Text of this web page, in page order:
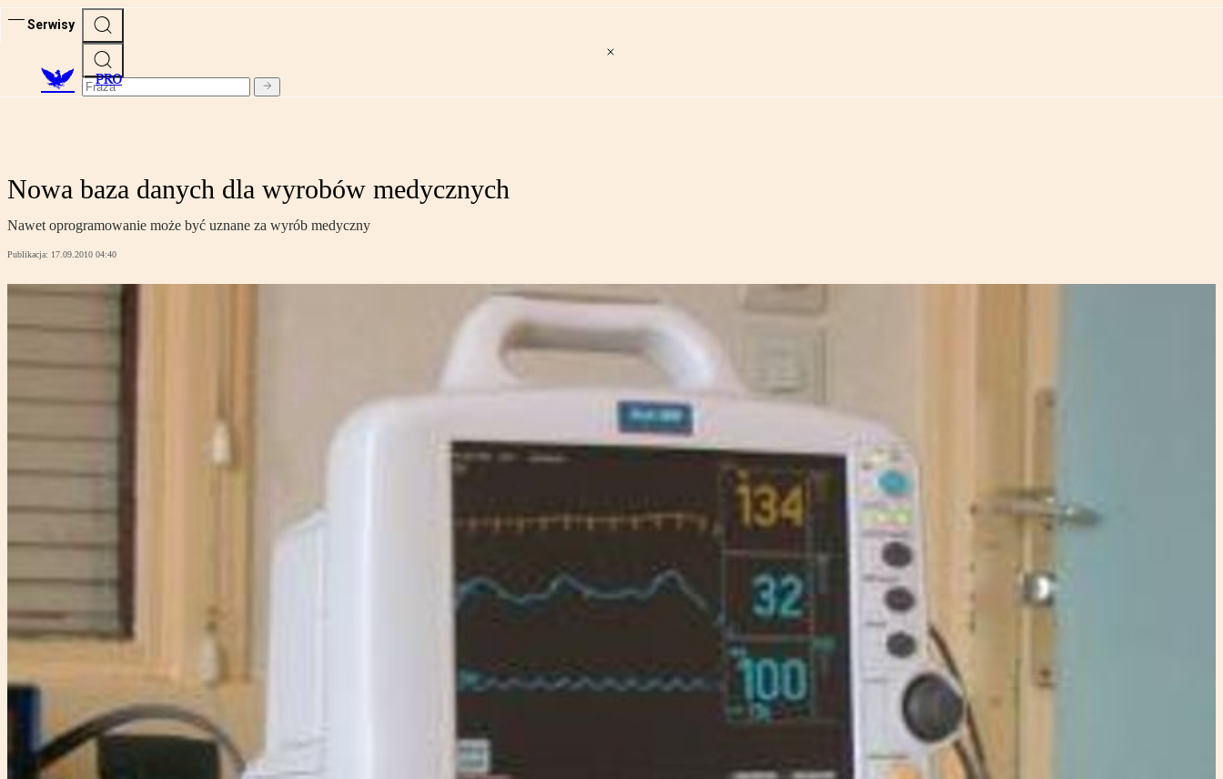
Serwisy
PRO
Nowa baza danych dla wyrobów medycznych
Nawet oprogramowanie może być uznane za wyrób medyczny
Publikacja: 17.09.2010 04:40